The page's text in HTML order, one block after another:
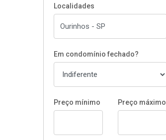
Localidades
Em condomínio fechado?
Preço mínimo Preço máximo